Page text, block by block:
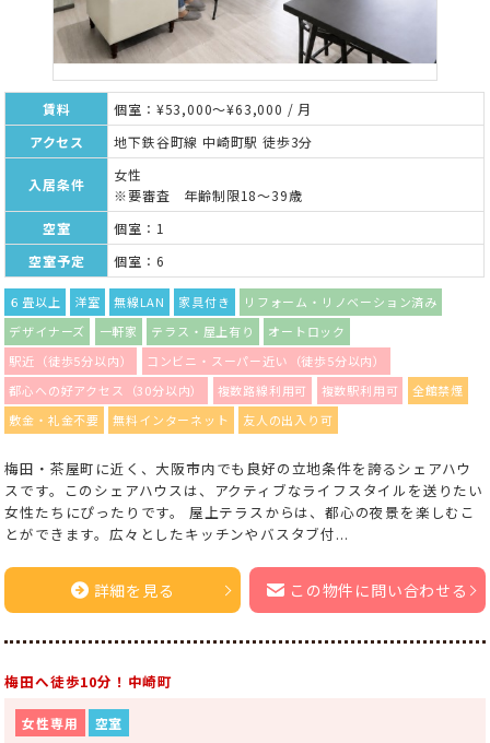
賃料
個室：¥53,000～¥63,000 / 月
アクセス
地下鉄谷町線 中崎町駅 徒歩3分
入居条件
女性
※要審査 年齢制限18～39歳
空室
個室：1
空室予定
個室：6
６畳以上 洋室 無線LAN 家具付き
リフォーム・リノベーション済み
デザイナーズ
一軒家 テラス・屋上有り
オートロック
駅近（徒歩5分以内）
コンビニ・スーパー近い（徒歩5分以内）
都心への好アクセス（30分以内）
複数路線利用可 複数駅利用可
全館禁煙
敷金・礼金不要
無料インターネット 友人の出入り可
梅田・茶屋町に近く、大阪市内でも良好の立地条件を誇るシェアハウ
スです。このシェアハウスは、アクティブなライフスタイルを送りたい
女性たちにぴったりです。 屋上テラスからは、都心の夜景を楽しむこ
とができます。広々としたキッチンやバスタブ付...
詳細を見る この物件に問い合わせる
梅田へ徒歩10分！中崎町
女性専用 空室